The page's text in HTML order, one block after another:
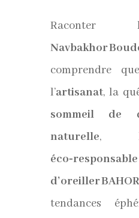
Raconter
Navbakhor
comprendre
l’artisanat, la
sommeil de
naturelle, la
éco‑responsable
d’oreiller BAHOR
tendances